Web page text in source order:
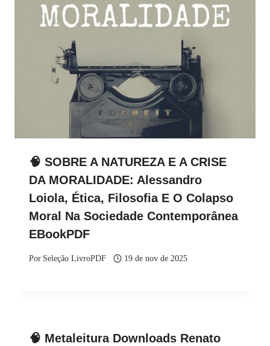
🧠 SOBRE A NATUREZA E A CRISE
DA MORALIDADE: Alessandro
Loiola, Ética, Filosofia E O Colapso
Moral Na Sociedade Contemporânea
EBookPDF
Por Seleção LivroPDF 19 de nov de 2025
🧠 Metaleitura Downloads Renato